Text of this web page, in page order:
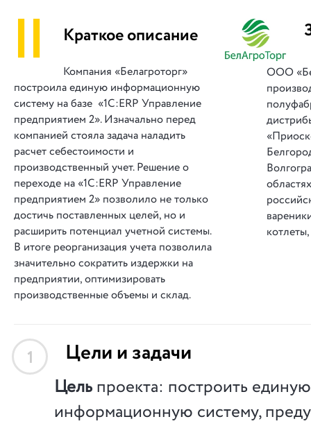
|| Краткое описание
Компания «Белагроторг»
построила единую информационную
систему на базе «1С:ERP Управление
предприятием 2». Изначально перед
компанией стояла задача наладить
расчет себестоимости и
производственный учет. Решение о
переходе на «1С:ERP Управление
предприятием 2» позволило не только
достичь поставленных целей, но и
расширить потенциал учетной системы.
В итоге реорганизация учета позволила
значительно сократить издержки на
предприятии, оптимизировать
производственные объемы и склад.
ООО
1 Цели и задачи
Цельпроекта: построить единую
информационную систему,